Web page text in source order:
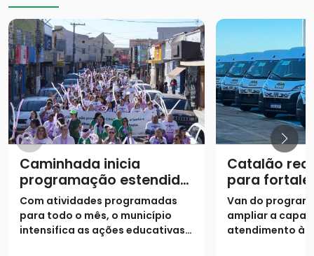
Caminhada inicia
programação estendida
do Agosto Lilás
Com atividades programadas
para todo o mês, o município
intensifica as ações educativas e
Catalão
para
assistência
Van do
ampliar a
atendimento às